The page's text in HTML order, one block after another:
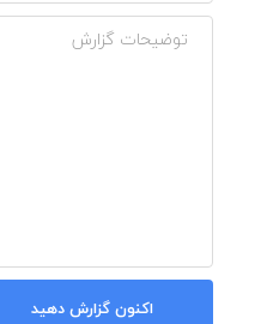
اکنون گزارش دهید